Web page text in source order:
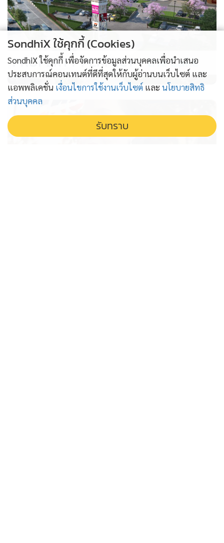
PROPERTY PERFECT -the Lake
SondhiX ใช้คุกกี้ (Cookies)
SondhiX ใช้คุกกี้ เพื่อจัดการข้อมูลส่วนบุคคลเพื่อนำเสนอ
ประสบการณ์คอนเทนต์ที่ดีที่สุดให้กับผู้อ่านบนเว็บไซต์ และ
แอพพลิเคชั่น เงื่อนไขการใช้งานเว็บไซต์ และ นโยบายสิทธิ
ส่วนบุคคล
รับทราบ